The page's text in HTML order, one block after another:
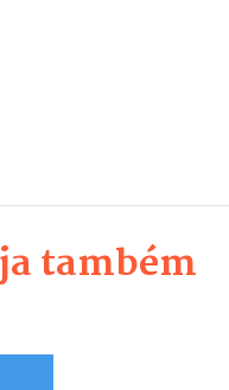
também